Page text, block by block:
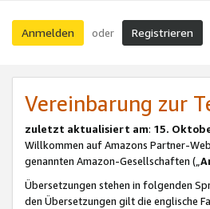
Anmelden oder Registrieren
Vereinbarung zur
zuletzt aktualisiert am: 15.
Willkommen auf Amazons Partner-
genannten Amazon-Gesellschaften („
Übersetzungen stehen in folgenden
den Übersetzungen gilt die englische